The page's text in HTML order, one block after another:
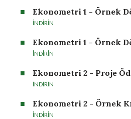
Ekonometri 1 - Örnek
İNDİRİN
Ekonometri 1 - Örnek
İNDİRİN
Ekonometri 2 - Proje
İNDİRİN
Ekonometri 2 - Örnek
İNDİRİN